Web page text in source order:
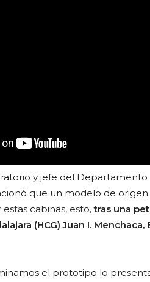
y jefe del
que un modelo de
cabinas, esto,tras una
(HCG) Juan I.
el prototipo lo